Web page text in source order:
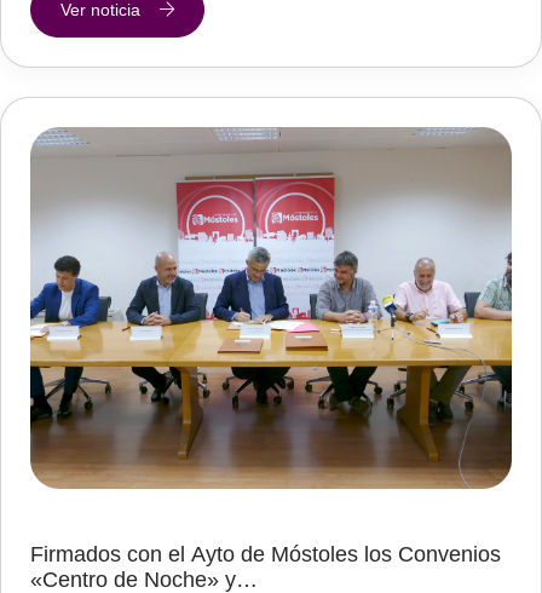
Ver noticia
Firmados con el Ayto de Móstoles los Convenios
«Centro de Noche» y…